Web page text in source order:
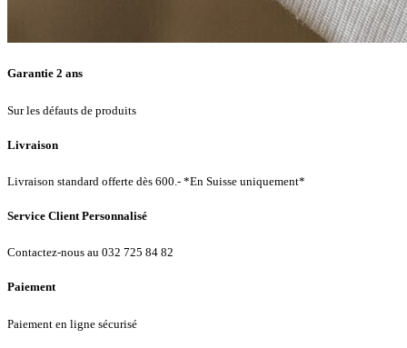
Garantie 2 ans
Sur les défauts de produits
Livraison
Livraison standard offerte dès 600.- *En Suisse uniquement*
Service Client Personnalisé
Contactez-nous au 032 725 84 82
Paiement
Paiement en ligne sécurisé